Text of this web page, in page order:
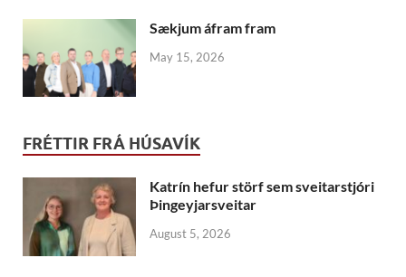
Sækjum áfram fram
May 15, 2026
FRÉTTIR FRÁ HÚSAVÍK
Katrín hefur störf sem sveitarstjóri
Þingeyjarsveitar
August 5, 2026